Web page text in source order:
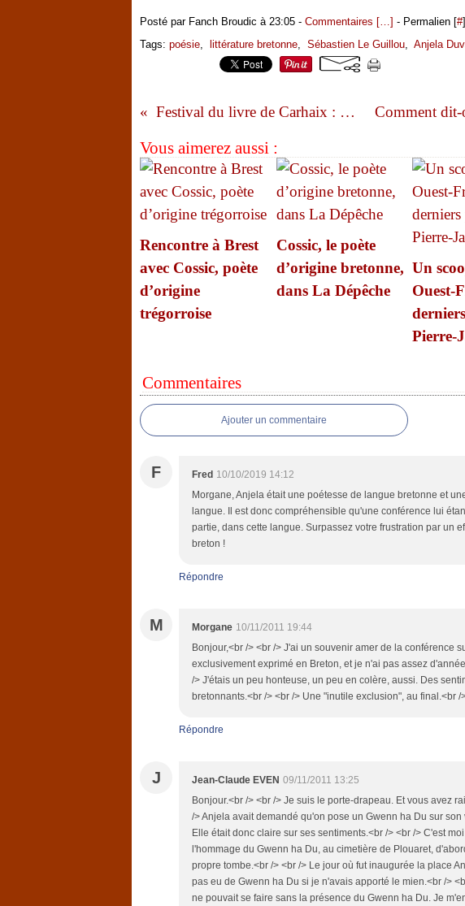
Posté par Fanch Broudic à 23:05 - Commentaires […] - Permalien [#]
Tags: poésie, littérature bretonne, Sébastien Le Guillou, Anjela
Festival du livre de Carhaix : quelques échos
Vous aimerez aussi :
Rencontre à Brest
avec Cossic, poète
d’origine
trégorroise
Cossic, le poète
d’origine bretonne,
dans La Dépêche
Un
Ouest-
Pierre-
Commentaires
Ajouter un commentaire
F Fred 10/10/2019 14:12
Morgane, Anjela était une poétesse de langue bretonne et
langue. Il est donc compréhensible qu'une conférence lui
partie, dans cette langue. Surpassez votre frustration par un
breton !
Répondre
M Morgane 10/11/2011 19:44
Bonjour,<br /> <br /> J'ai un souvenir amer de la conférence
exclusivement exprimé en Breton, et je n'ai pas assez
/> J'étais un peu honteuse, un peu en colère, aussi. Des
bretonnants.<br /> <br /> Une "inutile exclusion", au final.<br /
Répondre
J Jean-Claude EVEN 09/11/2011 13:25
Bonjour.<br /> <br /> Je suis le porte-drapeau. Et vous avez
/> Anjela avait demandé qu'on pose un Gwenn ha Du sur
Elle était donc claire sur ses sentiments.<br /> <br /> C'est
l'hommage du Gwenn ha Du, au cimetière de Plouaret,
propre tombe.<br /> <br /> Le jour où fut inaugurée la place
pas eu de Gwenn ha Du si je n'avais apporté le mien.<br />
ne pouvait se faire sans la présence du Gwenn ha Du. Je